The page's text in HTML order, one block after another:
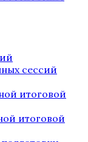
сессий
итоговой
итоговой